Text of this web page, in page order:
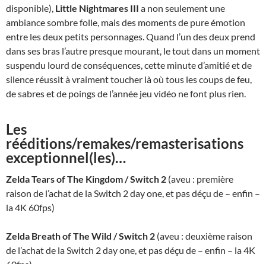
disponible), Little Nightmares III a non seulement une
ambiance sombre folle, mais des moments de pure émotion
entre les deux petits personnages. Quand l’un des deux prend
dans ses bras l’autre presque mourant, le tout dans un moment
suspendu lourd de conséquences, cette minute d’amitié et de
silence réussit à vraiment toucher là où tous les coups de feu,
de sabres et de poings de l’année jeu vidéo ne font plus rien.
Les
rééditions/remakes/remasterisations
exceptionnel(les)…
Zelda Tears of The Kingdom / Switch 2 (aveu : première
raison de l’achat de la Switch 2 day one, et pas déçu de – enfin –
la 4K 60fps)
Zelda Breath of The Wild / Switch 2 (aveu : deuxième raison
de l’achat de la Switch 2 day one, et pas déçu de – enfin – la 4K